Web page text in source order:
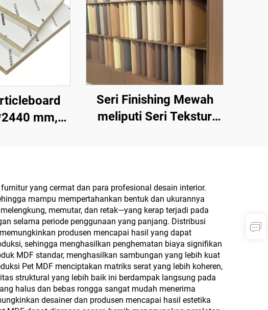
mm,
dan
dan
Seri Finishing Mewah
meliputi Seri Tekstur
Tinta Puitis Oriental
untuk MDF, Chipboard,
Papan Partikel, Kayu
Lapis, dan Papan Blok
yang cermat dan para profesional desain interior.
mampu mempertahankan bentuk dan ukurannya
memutar, dan retak—yang kerap terjadi pada
selama periode penggunaan yang panjang. Distribusi
produsen mencapai hasil yang dapat
sehingga menghasilkan penghematan biaya signifikan
MDF standar, menghasilkan sambungan yang lebih kuat
Pet MDF menciptakan matriks serat yang lebih koheren,
struktural yang lebih baik ini berdampak langsung pada
halus dan bebas rongga sangat mudah menerima
desainer dan produsen mencapai hasil estetika